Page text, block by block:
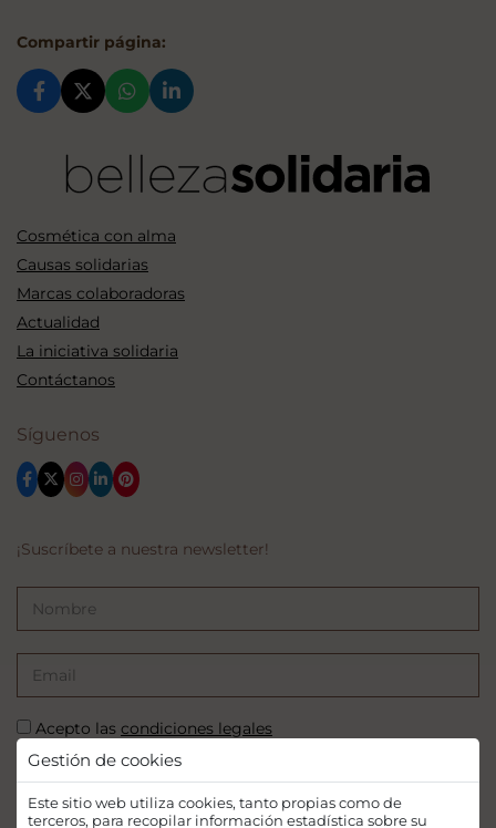
Gestión de cookies
Este sitio web utiliza cookies, tanto propias como de
terceros, para recopilar información estadística sobre su
Compartir página:
Cosmética con alma
Causas solidarias
Marcas colaboradoras
Actualidad
La iniciativa solidaria
Contáctanos
Síguenos
¡Suscríbete a nuestra newsletter!
Acepto las condiciones legales